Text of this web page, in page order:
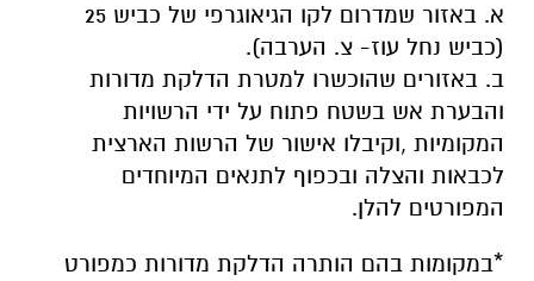
א. באזור שמדרום לקו הגיאוגרפי של כביש 25
(כביש נחל עוז- צ. הערבה).
ב. באזורים שהוכשרו למטרת הדלקת מדורות
והבערת אש בשטח פתוח על ידי הרשויות
המקומיות ,וקיבלו אישור של הרשות הארצית
לכבאות והצלה ובכפוף לתנאים המיוחדים
המפורטים להלן.
*במקומות בהם הותרה הדלקת מדורות כמפורט